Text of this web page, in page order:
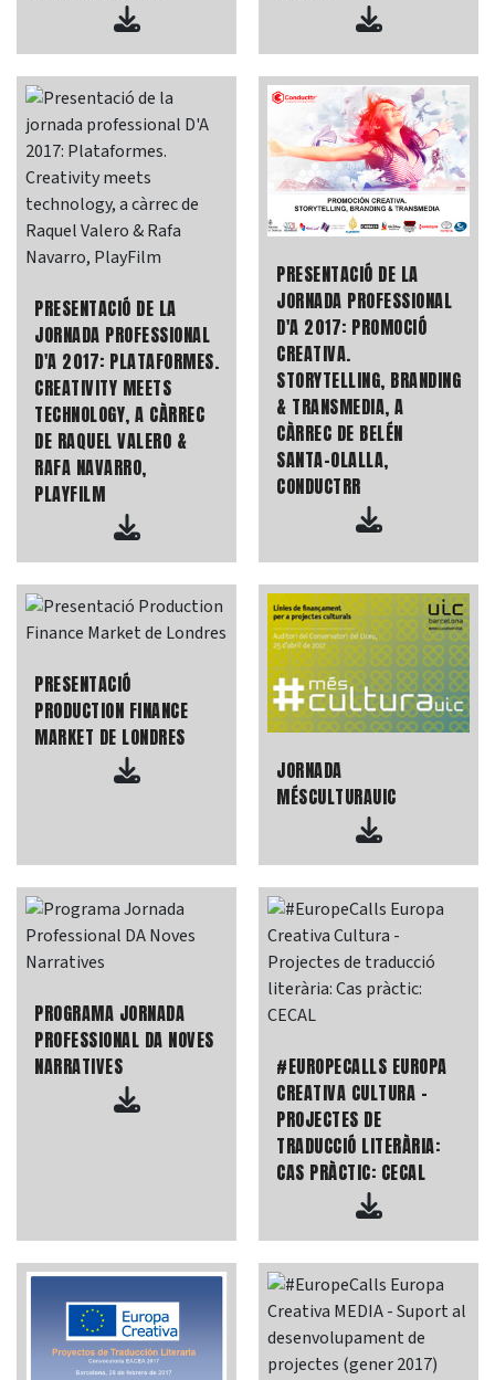
PRESENTACIÓ DE LA
JORNADA PROFESSIONAL
D'A 2017: PLATAFORMES.
CREATIVITY MEETS
TECHNOLOGY, A CÀRREC
DE RAQUEL VALERO &
RAFA NAVARRO,
PLAYFILM
PRESENTACIÓ DE LA
JORNADA PROFESSIONAL
D'A 2017: PROMOCIÓ
CREATIVA.
STORYTELLING, BRANDING
& TRANSMEDIA, A
CÀRREC DE BELÉN
SANTA-OLALLA,
CONDUCTRR
PRESENTACIÓ
PRODUCTION FINANCE
MARKET DE LONDRES
JORNADA
MÉSCULTURAUIC
PROGRAMA JORNADA
PROFESSIONAL DA NOVES
NARRATIVES
#EUROPECALLS EUROPA
CREATIVA CULTURA -
PROJECTES DE
TRADUCCIÓ LITERÀRIA:
CAS PRÀCTIC: CECAL